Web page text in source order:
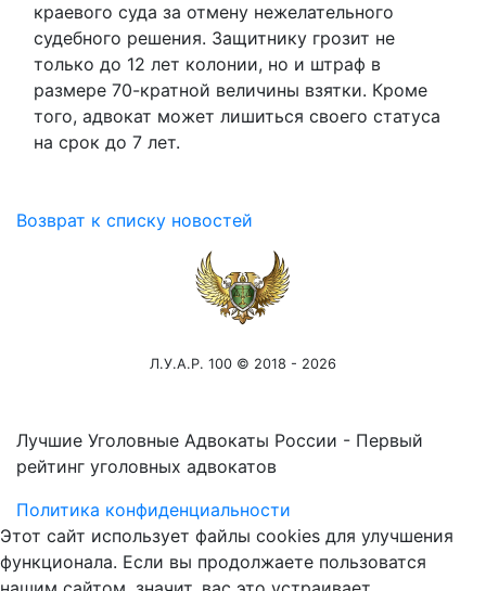
краевого суда за отмену нежелательного
судебного решения. Защитнику грозит не
только до 12 лет колонии, но и штраф в
размере 70-кратной величины взятки. Кроме
того, адвокат может лишиться своего статуса
на срок до 7 лет.
Возврат к списку новостей
Л.У.А.Р. 100 © 2018 - 2026
Лучшие Уголовные Адвокаты России - Первый
рейтинг уголовных адвокатов
Политика конфиденциальности
Этот сайт использует файлы cookies для улучшения
функционала. Если вы продолжаете пользоватся